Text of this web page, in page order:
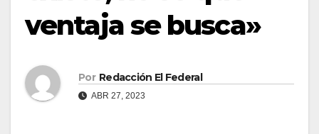
ventaja se busca»
Por Redacción El Federal
ABR 27, 2023